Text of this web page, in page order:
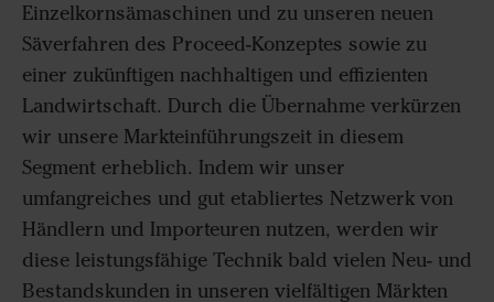
Einzelkornsämaschinen und zu unseren neuen
Säverfahren des Proceed-Konzeptes sowie zu
einer zukünftigen nachhaltigen und effizienten
Landwirtschaft. Durch die Übernahme verkürzen
wir unsere Markteinführungszeit in diesem
Segment erheblich. Indem wir unser
umfangreiches und gut etabliertes Netzwerk von
Händlern und Importeuren nutzen, werden wir
diese leistungsfähige Technik bald vielen Neu- und
Bestandskunden in unseren vielfältigen Märkten